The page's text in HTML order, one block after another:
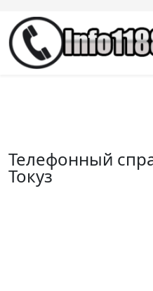
Телефонный
Токуз